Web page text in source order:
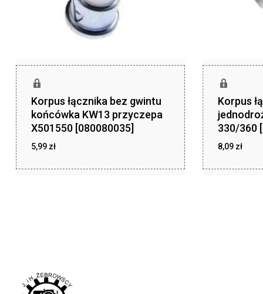
Korpus łącznika bez gwintu
końcówka KW13 przyczepa
X501550 [080080035]
5,99 zł
Korpus
330/360
8,09 zł